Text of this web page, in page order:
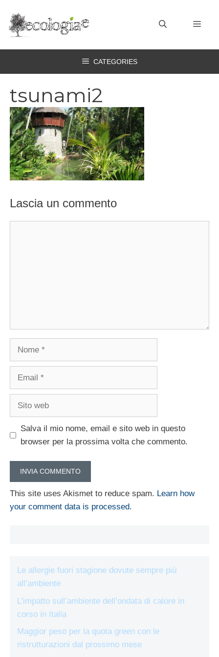
contenuto
CATEGORIES
tsunami2
Lascia un commento
Nome
Email
Sito
Salva il mio nome, email e sito web in questo
browser per la prossima volta che commento.
This site uses Akismet to reduce spam. Learn how
your comment data is processed.
Le allergie fuori stagione dovute sempre più
all’ambiente
L’impatto sull’ambiente dell’ondata di calore in
corso in Italia
Maggior peso per la quota green con le
ristrutturazioni dal prossimo mese